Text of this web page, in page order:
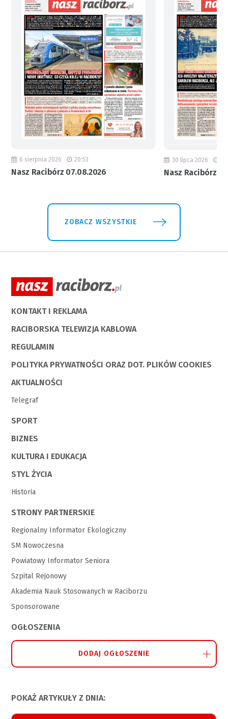
6 sierpnia 2026 20:53
Nasz Racibórz 07.08.2026
30 lipca 2026
Nasz Racibórz
ZOBACZ WSZYSTKIE
KONTAKT I REKLAMA
RACIBORSKA TELEWIZJA KABLOWA
REGULAMIN
POLITYKA PRYWATNOŚCI ORAZ DOT. PLIKÓW COOKIES
AKTUALNOŚCI
Telegraf
SPORT
BIZNES
KULTURA I EDUKACJA
STYL ŻYCIA
Historia
STRONY PARTNERSKIE
Regionalny Informator Ekologiczny
SM Nowoczesna
Powiatowy Informator Seniora
Szpital Rejonowy
Akademia Nauk Stosowanych w Raciborzu
Sponsorowane
OGŁOSZENIA
DODAJ OGŁOSZENIE
POKAŻ ARTYKUŁY Z DNIA: